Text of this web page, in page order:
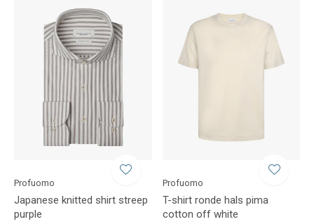
Profuomo
Japanese knitted shirt streep
purple
Profuomo
T-shirt ronde hals pima
cotton off white